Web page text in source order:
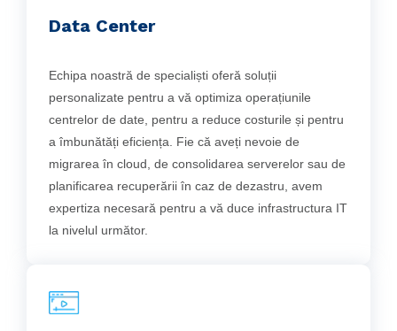
Data Center
Echipa noastră de specialiști oferă soluții
personalizate pentru a vă optimiza operațiunile
centrelor de date, pentru a reduce costurile și pentru
a îmbunătăți eficiența. Fie că aveți nevoie de
migrarea în cloud, de consolidarea serverelor sau de
planificarea recuperării în caz de dezastru, avem
expertiza necesară pentru a vă duce infrastructura IT
la nivelul următor.